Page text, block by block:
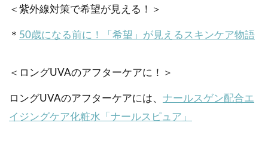
＜紫外線対策で希望が見える！＞
＊ 50歳になる前に！「希望」が見えるスキンケア物語
＜ロングUVAのアフターケアに！＞
ロングUVAのアフターケアには、 ナールスゲン配合エ
イジングケア化粧水「ナールスピュア」